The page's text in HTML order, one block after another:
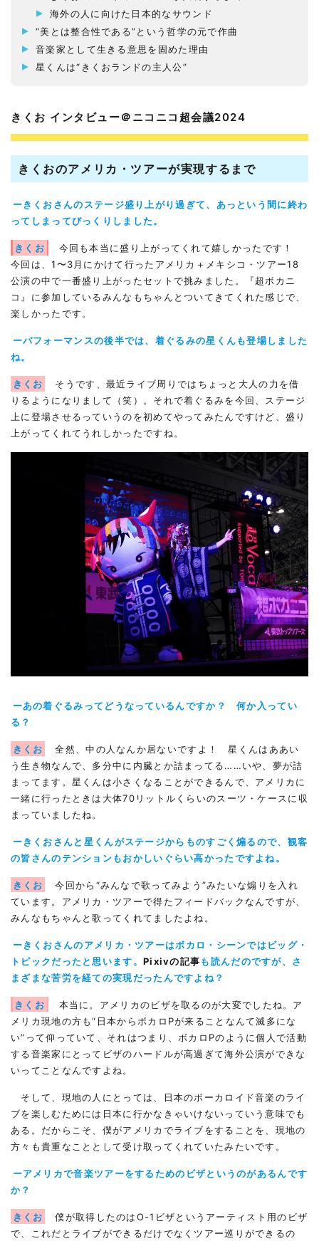
海外の人に向けた日本的なサウンド
“美とは整合性である”という哲学の元で作曲
音楽家として生きる意思を固めた理由
星くんは“きくおランドの主人公”
きくお インタビュー＠ニコニコ超会議2024
きくおのアメリカ・ツアーが実現するまで
ーきくおさんのステージ盛り上がり過ぎて、あっという間に終わ
ってしまってびっくりしました。
きくお
今回も本当に盛り上がってくれて嬉しかったです！
今回は、1〜3月にかけて行ったアメリカ＋メキシコ・ツアー18
公演の中で一番盛り上がったセットで挑みました。『超ボカニ
コ』に参加しているみんなもちゃんとついてきてくれた感じで、
楽しかったです。
ーパフォーマンスの後半では、着ぐるみの星くんも登場しました
ね。
きくお
そうです、最近ライブ周りではちょっと大人の力を借
りるようになりまして（笑）。それで着ぐるみを今回、ステージ
上に登場させるっていうのを初めてやってみたんですけど、盛り
上がってくれてうれしかったですね。
ーあの着ぐるみってどうなっているんですか？ 何か入ってい
る？
きくお
全然、中の人なんか居ないですよ！ 星くんはああい
う生き物なんで、多分中に内臓とか詰まってる……いや、夢が詰
まってます。星くんは小さくなることができるんで、アメリカに
一緒に行ったときは大体70リットルくらいのスーツ・ケースに収
まっていましたね。
ーきくおさんと星くんがステージからものすごく煽るので、観客
の皆さんのテンションもおかしいぐらい高かったですよね。
きくお
今回から“みんなで歌ってみよう”みたいな煽りを入れ
ています。アメリカ・ツアーで得たフィードバックなんですが、
みんなもちゃんと歌ってくれてましたよね。
ーきくおさんのアメリカ・ツアーはボカロ・シーンではビッグ・
トピックだったと思います。 Pixivの記事も読んだのですが、さ
まざまな苦労を経ての実現だったんですよね？
きくお
本当に。アメリカのビザを取るのが大変でしたね。ア
メリカ現地の方も“日本からボカロPが来ることなんて滅多にな
い”って仰っていて、それはつまり、ボカロPのように個人で活動
する音楽家にとってビザのハードルが高過ぎて海外公演ができな
いってことなんですよね。
そして、現地の人にとっては、日本のボーカロイド音楽のライ
ブを楽しむためには日本に行かなきゃいけないっていう意味でも
ある。だからこそ、僕がアメリカでライブをすることを、現地の
方々も貴重なこととして受け取ってくれていたみたいです。
ーアメリカで音楽ツアーをするためのビザというのがあるんです
か？
きくお
僕が取得したのはO-1ビザというアーティスト用のビザ
で、これだとライブができるだけでなくツアー巡りができるの